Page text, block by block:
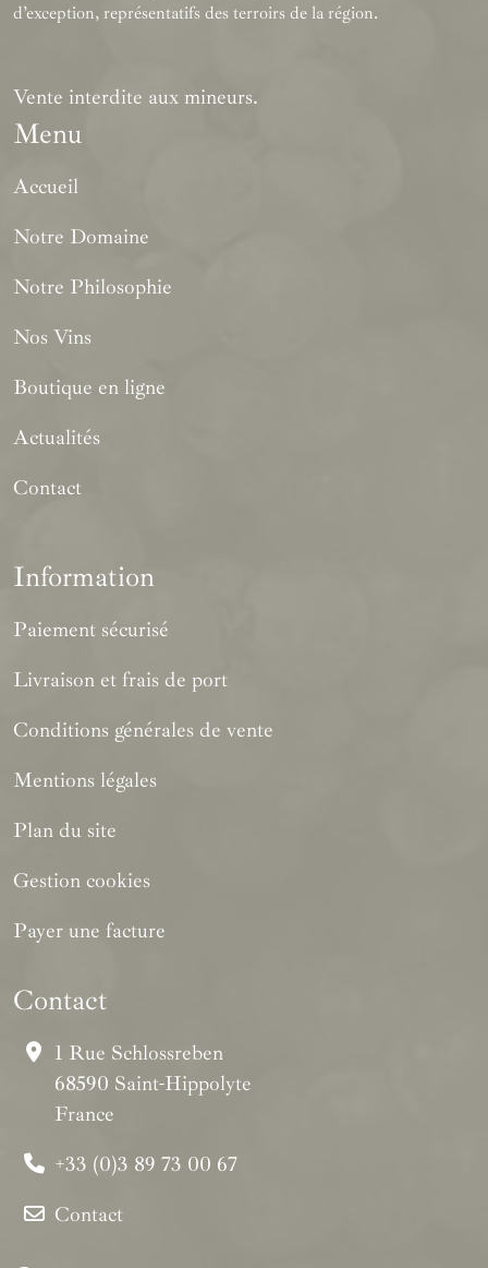
d’exception, représentatifs des terroirs de la région.
Vente interdite aux mineurs.
Menu
Notre Domaine
Notre Philosophie
Nos Vins
Accueil
Boutique en ligne
Actualités
Contact
Information
Paiement sécurisé
Livraison et frais de port
Conditions générales de vente
Mentions légales
Plan du site
Gestion cookies
Payer une facture
Contact
1 Rue Schlossreben
68590 Saint-Hippolyte
France
+33 (0)3 89 73 00 67
Contact